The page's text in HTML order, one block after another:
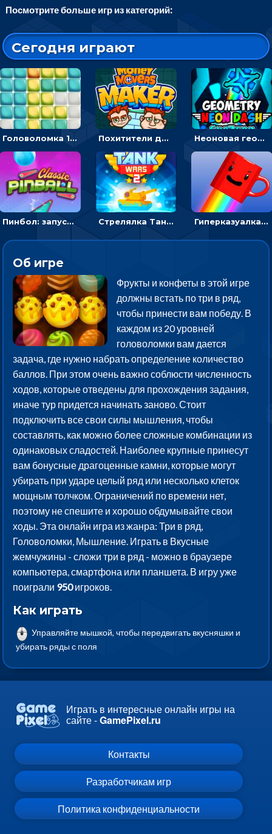
Посмотрите больше игр из категорий:
Сегодня играют
Головоломка 10х10 Похитители денег: управляйте друзьями и соберите все мешки с долларами Неоновая геометрия: прыгай через препятствия и собирай шары
Пинбол: запускать шарик, чтобы выбивать очки Стрелялка Танковые войны: бить по танку врага, чтобы уничтожить зло Гиперказуалка Летающая чашка кофе: двигаться и собирать кубики сахара
Об игре
Фрукты и конфеты в этой игре
должны встать по три в ряд,
чтобы принести вам победу. В
каждом из 20 уровней
головоломки вам дается
задача, где нужно набрать определение количество
баллов. При этом очень важно соблюсти численность
ходов, которые отведены для прохождения задания,
иначе тур придется начинать заново. Стоит
подключить все свои силы мышления, чтобы
составлять, как можно более сложные комбинации из
одинаковых сладостей. Наиболее крупные принесут
вам бонусные драгоценные камни, которые могут
убирать при ударе целый ряд или несколько клеток
мощным толчком. Ограничений по времени нет,
поэтому не спешите и хорошо обдумывайте свои
ходы. Эта онлайн игра из жанра: Три в ряд,
Головоломки, Мышление. Играть в Вкусные
жемчужины - сложи три в ряд - можно в браузере
компьютера, смартфона или планшета. В игру уже
поиграли 950игроков.
Как играть
Управляйте мышкой, чтобы передвигать вкусняшки и
убирать ряды с поля
Играть в интересные онлайн игры на
сайте -GamePixel.ru
Контакты
Разработчикам игр
Политика конфиденциальности